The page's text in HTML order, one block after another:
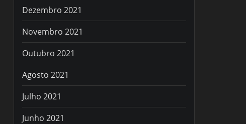
Dezembro 2021
Novembro 2021
Outubro 2021
Agosto 2021
Julho 2021
Junho 2021